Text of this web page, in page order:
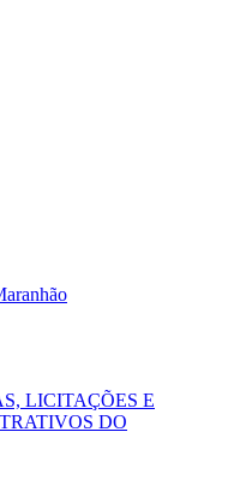
LICITAÇÕES E
DO